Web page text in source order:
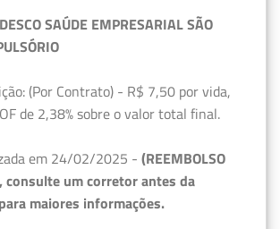
SAÚDE EMPRESARIAL SÃO
(Por Contrato) - R$ 7,50 por vida,
de 2,38% sobre o valor total final.
em 24/02/2025 - (REEMBOLSO
consulte um corretor antes da
maiores informações.